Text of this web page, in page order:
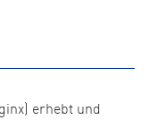
erhebt und